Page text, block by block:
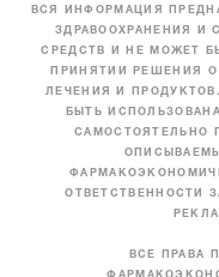
ВСЯ ИНФОРМАЦИЯ
ЗДРАВООХРАНЕНИЯ И
СРЕДСТВ И НЕ МОЖЕТ
ПРИНЯТИИ РЕШЕНИЯ
ЛЕЧЕНИЯ И
БЫТЬ
САМОСТОЯТЕЛЬНО
ОТВЕТСТВЕННОСТИ
ВСЕ ПРАВА